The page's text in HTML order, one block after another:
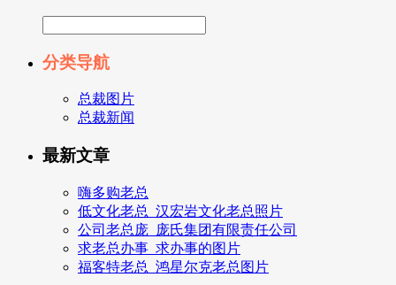
分类导航
总裁图片
总裁新闻
最新文章
嗨多购老总
低文化老总_汉宏岩文化老总照片
公司老总庞_庞氏集团有限责任公司
求老总办事_求办事的图片
福客特老总_鸿星尔克老总图片